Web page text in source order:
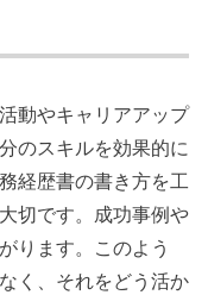
動やキャリアアップ
のスキルを効果的に
経歴書の書き方を工
切です。成功事例や
ります。このよう
く、それをどう活か